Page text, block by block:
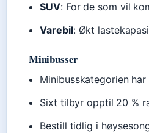
SUV: For de som vil
Varebil: Økt
Minibusser
Minibusskategorien
Sixt tilbyr opptil 20 %
Bestill tidlig i